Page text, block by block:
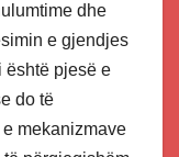
dhe
e gjendjes
është pjesë e
do të
mekanizmave